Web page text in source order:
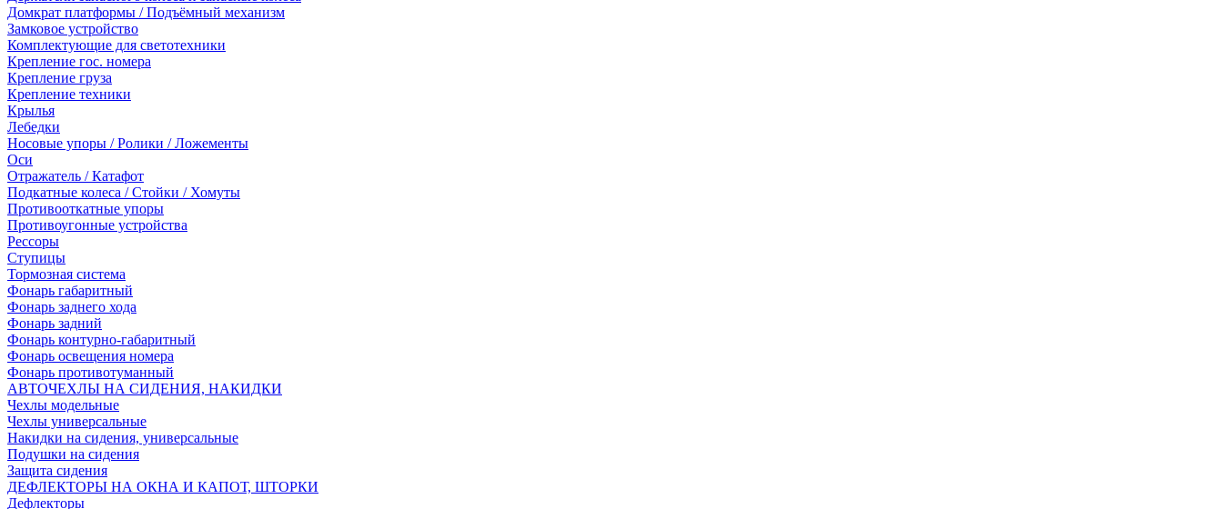
Домкрат платформы / Подъёмный механизм
Замковое устройство
Комплектующие для светотехники
Крепление гос. номера
Крепление груза
Крепление техники
Крылья
Лебедки
Носовые упоры / Ролики / Ложементы
Оси
Отражатель / Катафот
Подкатные колеса / Стойки / Хомуты
Противооткатные упоры
Противоугонные устройства
Рессоры
Ступицы
Тормозная система
Фонарь габаритный
Фонарь заднего хода
Фонарь задний
Фонарь контурно-габаритный
Фонарь освещения номера
Фонарь противотуманный
АВТОЧЕХЛЫ НА СИДЕНИЯ, НАКИДКИ
Чехлы модельные
Чехлы универсальные
Накидки на сидения, универсальные
Подушки на сидения
Защита сидения
ДЕФЛЕКТОРЫ НА ОКНА И КАПОТ, ШТОРКИ
Дефлекторы